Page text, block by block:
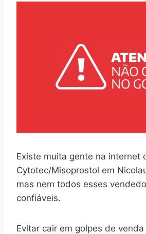
Existe muita gente na internet
Cytotec/Misoprostol em
mas nem todos esses
confiáveis.
Evitar cair em golpes de